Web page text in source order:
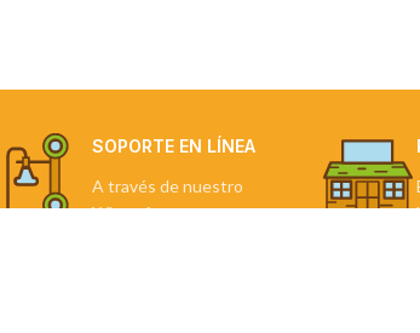
SOPORTE EN LÍNEA
A través de nuestro
WhatsApp.